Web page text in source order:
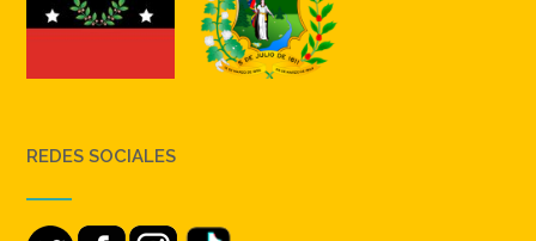
REDES SOCIALES